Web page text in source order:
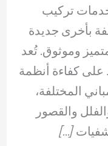
تركيب
بأخرى جديدة
وموثوق. تُعد
كفاءة أنظمة
المختلفة،
والقصور
[…]